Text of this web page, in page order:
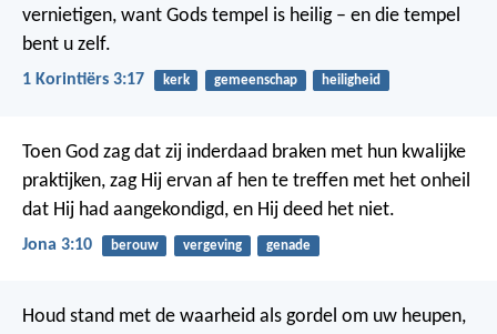
vernietigen, want Gods tempel is heilig – en die tempel
bent u zelf.
1 Korintiërs 3:17 kerk gemeenschap heiligheid
Toen God zag dat zij inderdaad braken met hun kwalijke
praktijken, zag Hij ervan af hen te treffen met het onheil
dat Hij had aangekondigd, en Hij deed het niet.
Jona 3:10 berouw vergeving genade
Houd stand met de waarheid als gordel om uw heupen,